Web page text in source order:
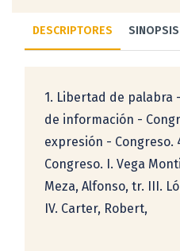
DESCRIPTORES SINOPSIS
1. Libertad de palabra
de información -
expresión - Congreso.
Congreso. I. Vega
Meza, Alfonso, tr. III.
IV. Carter, Robert,